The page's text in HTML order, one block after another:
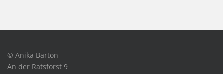
© Anika Barton
An der Ratsforst 9